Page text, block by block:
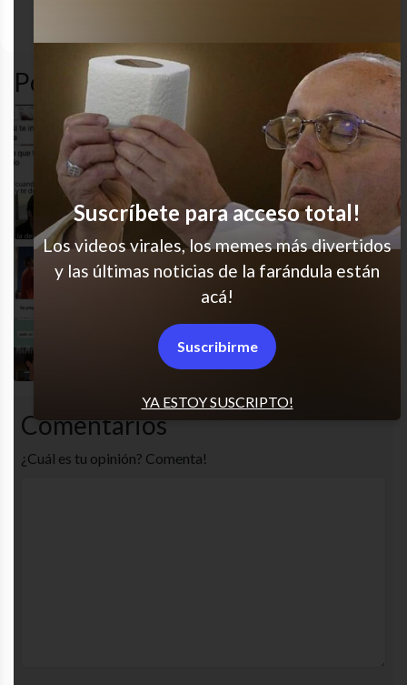
Popular en LVI
Ni un poco incómodo, jaja
Deslumbrada
Podría ser yo tranquilamente
Maravillosa salvada
Comentarios
¿Cuál es tu opinión? Comenta!
YA ESTOY SUSCRIPTO!
Suscríbete para acceso total!
Los videos virales, los memes más divertidos
y las últimas noticias de la farándula están
acá!
Suscribirme